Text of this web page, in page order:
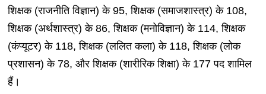
शिक्षक (राजनीति विज्ञान) के 95, शिक्षक (समाजशास्त्र) के 108,
शिक्षक (अर्थशास्त्र) के 86, शिक्षक (मनोविज्ञान) के 114, शिक्षक
(कंप्यूटर) के 118, शिक्षक (ललित कला) के 118, शिक्षक (लोक
प्रशासन) के 78, और शिक्षक (शारीरिक शिक्षा) के 177 पद शामिल
हैं।